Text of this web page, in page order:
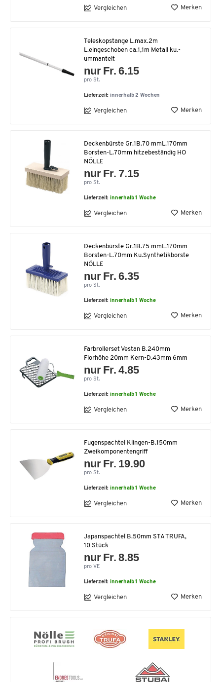
Vergleichen Merken
Teleskopstange L.max.2m
L.eingeschoben ca.1,1m Metall ku.-
ummantelt
nur Fr. 6.15
pro St.
Lieferzeit: innerhalb 2 Wochen
Vergleichen Merken
Deckenbürste Gr.1B.70 mmL.170mm
Borsten-L.70mm hitzebeständig HO
NÖLLE
nur Fr. 7.15
pro St.
Lieferzeit:innerhalb 1 Woche
Vergleichen Merken
Deckenbürste Gr.1B.75 mmL.170mm
Borsten-L.70mm Ku.Synthetikborste
NÖLLE
nur Fr. 6.35
pro St.
Lieferzeit:innerhalb 1 Woche
Vergleichen Merken
Farbrollerset Vestan B.240mm
Florhöhe 20mm Kern-D.43mm 6mm
nur Fr. 4.85
pro St.
Lieferzeit:innerhalb 1 Woche
Vergleichen Merken
Fugenspachtel Klingen-B.150mm
Zweikomponentengriff
nur Fr. 19.90
pro St.
Lieferzeit:innerhalb 1 Woche
Vergleichen Merken
Japanspachtel B.50mm STA TRUFA,
10 Stück
nur Fr. 8.85
pro VE
Lieferzeit:innerhalb 1 Woche
Vergleichen Merken